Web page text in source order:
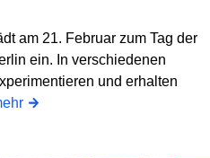
am 21. Februar zum Tag der
ein. In verschiedenen
und erhalten